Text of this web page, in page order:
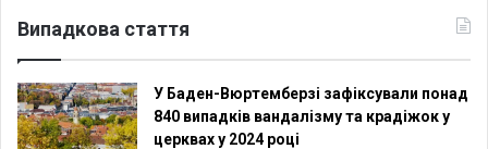
Випадкова стаття
У Баден-Вюртемберзі зафіксували понад
840 випадків вандалізму та крадіжок у
церквах у 2024 році